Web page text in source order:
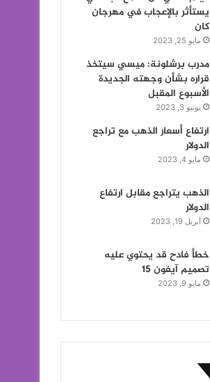
يستأثر بالإعجاب في مهرجان
كان
مايو 25, 2023
مدرب برشلونة: ميسي سيتخذ
قراره بشأن وجهته الجديدة
الأسبوع المقبل
يونيو 3, 2023
ارتفاع أسعار الذهب مع تراجع
الدولار
مايو 4, 2023
الذهب يتراجع مقابل ارتفاع
الدولار
أبريل 19, 2023
خطأ فادح قد يحتوي عليه
تصميم آيفون 15
مايو 9, 2023